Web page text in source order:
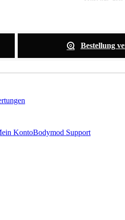
Bestellung
KontoBodymod Support